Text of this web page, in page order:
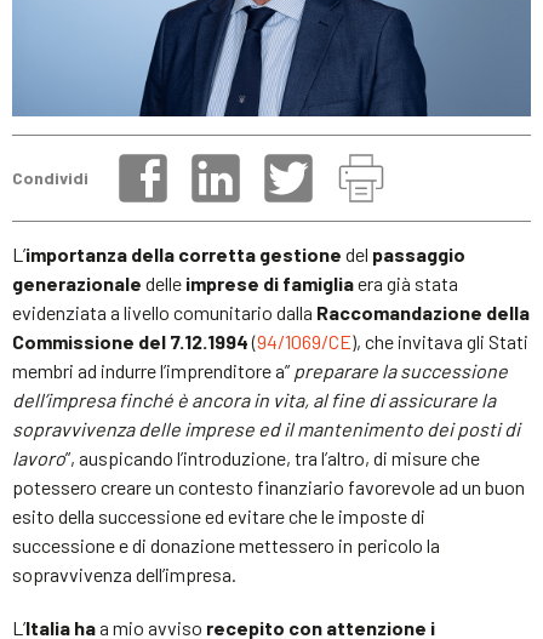
Condividi
L’importanza della corretta gestione del passaggio
generazionale delle imprese di famigliaera già stata
evidenziata a livello comunitario dalla Raccomandazione della
Commissione del 7.12.1994(94/1069/CE), che invitava gli Stati
membri ad indurre l’imprenditore a” preparare la successione
dell’impresa finché è ancora in vita, al fine di assicurare la
sopravvivenza delle imprese ed il mantenimento dei posti di
lavoro”, auspicando l’introduzione, tra l’altro, di misure che
potessero creare un contesto finanziario favorevole ad un buon
esito della successione ed evitare che le imposte di
successione e di donazione mettessero in pericolo la
sopravvivenza dell’impresa.
L’Italia haa mio avviso recepito con attenzione i